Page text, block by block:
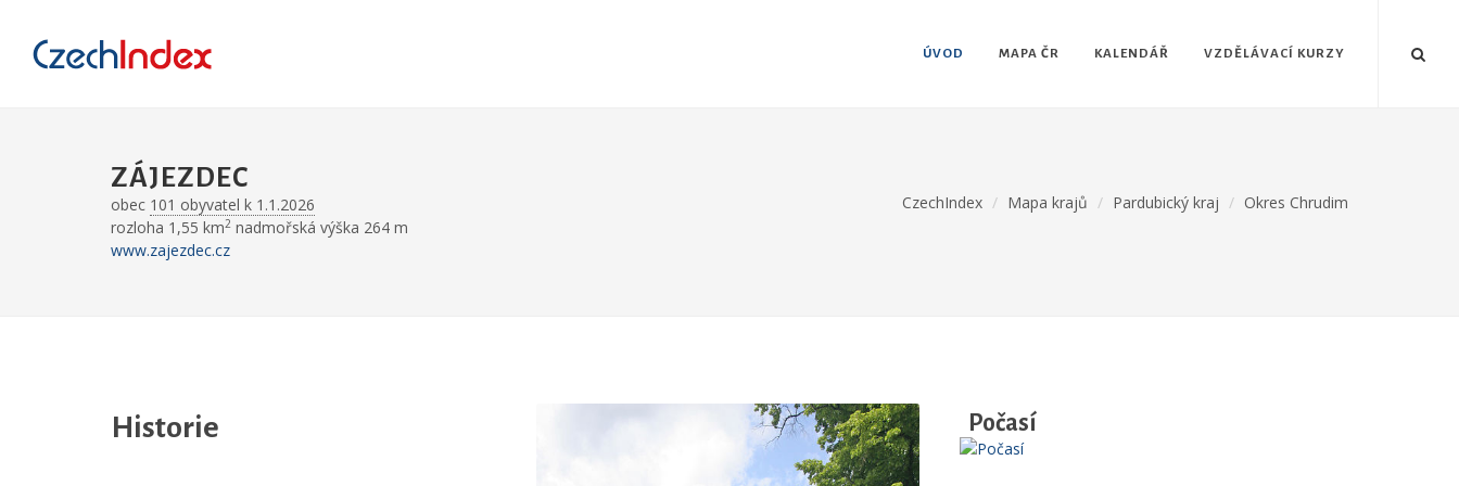
ÚVOD MAPA ČR KALENDÁŘ VZDĚLÁVACÍ KURZY
ZÁJEZDEC
obec 101 obyvatel k 1.1.2026
rozloha 1,55 km2 nadmořská výška 264 m
www.zajezdec.cz
CzechIndex Mapa krajů Pardubický kraj Okres Chrudim
Historie Počasí